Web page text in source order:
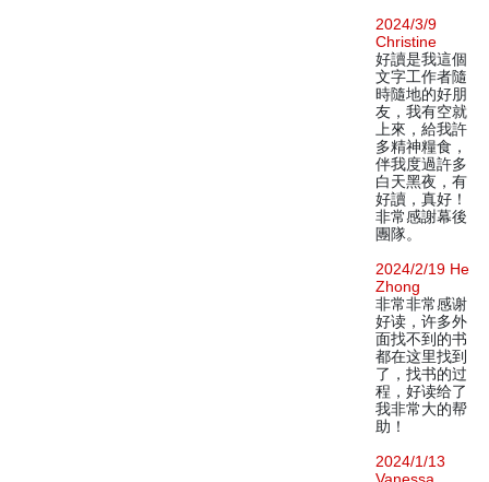
2024/3/9
Christine
好讀是我這個
文字工作者隨
時隨地的好朋
友，我有空就
上來，給我許
多精神糧食，
伴我度過許多
白天黑夜，有
好讀，真好！
非常感謝幕後
團隊。
2024/2/19 He
Zhong
非常非常感谢
好读，许多外
面找不到的书
都在这里找到
了，找书的过
程，好读给了
我非常大的帮
助！
2024/1/13